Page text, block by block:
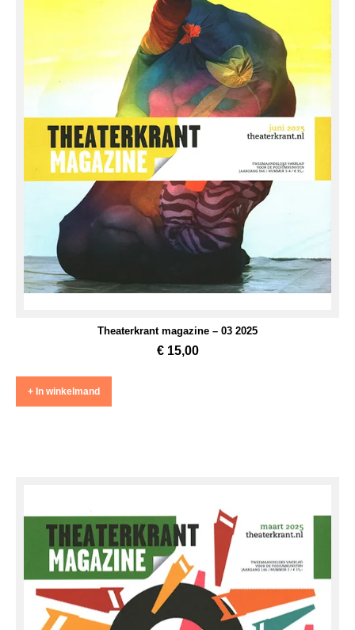
Theaterkrant magazine – 03 2025
€15,00
+ In winkelmand